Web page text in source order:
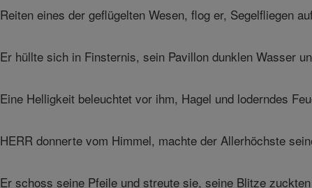
Reiten eines der geflügelten Wesen, flog er, Segelfliegen
Er hüllte sich in Finsternis, sein Pavillon dunklen Wasser
Eine Helligkeit beleuchtet vor ihm, Hagel und loderndes
HERR donnerte vom Himmel, machte der Allerhöchste
Er schoss seine Pfeile und streute sie, seine Blitze